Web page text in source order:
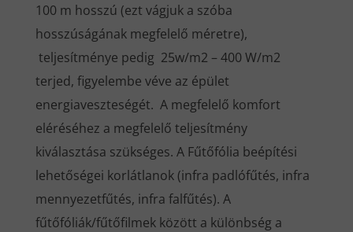
100 m hosszú (ezt vágjuk a szóba
hosszúságának megfelelő méretre),
teljesítménye pedig 25w/m2 – 400 W/m2
terjed, figyelembe véve az épület
energiaveszteségét. A megfelelő komfort
eléréséhez a megfelelő teljesítmény
kiválasztása szükséges. A Fűtőfólia beépítési
lehetőségei korlátlanok (infra padlófűtés, infra
mennyezetfűtés, infra falfűtés). A
fűtőfóliák/fűtőfilmek között a különbség a